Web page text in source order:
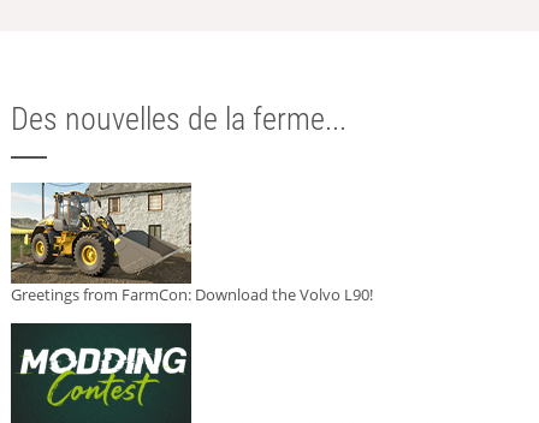
Des nouvelles de la ferme...
Greetings from FarmCon: Download the Volvo L90!